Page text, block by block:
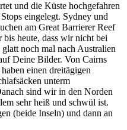
und die Küste hochgefahren
eingelegt. Sydney und
am Great Barrierer Reef
heute, dass wir nicht bei
noch mal nach Australien
Deine Bilder. Von Cairns
einen dreitägigen
unterm
sind wir in den Norden
sehr heiß und schwül ist.
(beide Inseln) und dann an